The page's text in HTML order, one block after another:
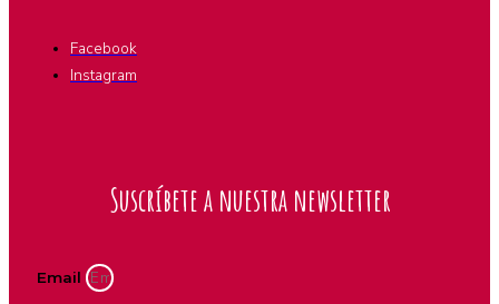
Facebook
Instagram
Suscríbete a nuestra newsletter
Email